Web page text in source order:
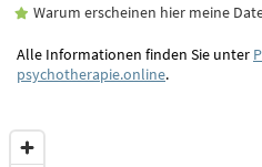
Warum erscheinen hier meine
Alle Informationen finden Sie unter
psychotherapie.online.